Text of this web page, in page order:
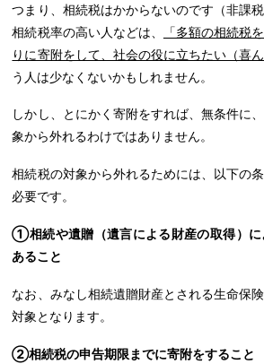
つまり、相続税はかからないのです（非課
相続税率の高い人などは、
「多額の相続税
りに寄附をして、社会の役に立ちたい（喜
う人は少なくないかもしれません。
しかし、とにかく寄附をすれば、無条件に
象から外れるわけではありません。
相続税の対象から外れるためには、以下の
必要です。
①相続や遺贈（遺言による財産の取得）に
あること
なお、みなし相続遺贈財産とされる生命保
対象となります。
②相続税の申告期限までに寄附をすること